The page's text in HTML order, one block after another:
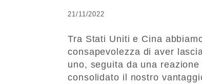
21/11/2022
Tra Stati Uniti e Cina
consapevolezza di aver
uno, seguita da una
consolidato il nostro